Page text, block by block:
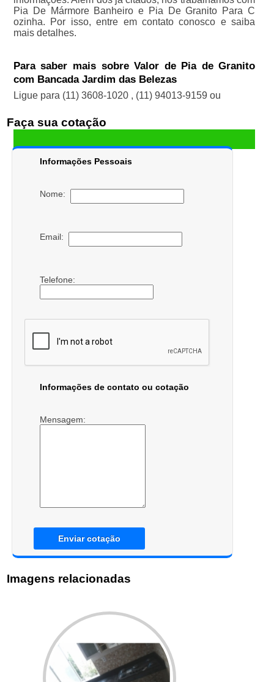
Pia De Mármore Banheiro e Pia De Granito Para C
ozinha. Por isso, entre em contato conosco e saiba
mais detalhes.
Para saber mais sobre Valor de Pia de Granito
com Bancada Jardim das Belezas
Ligue para (11) 3608-1020 , (11) 94013-9159 ou
Faça sua cotação
Informações Pessoais
Nome:
Email:
Telefone:
Informações de contato ou cotação
Mensagem:
Enviar cotação
Imagens relacionadas